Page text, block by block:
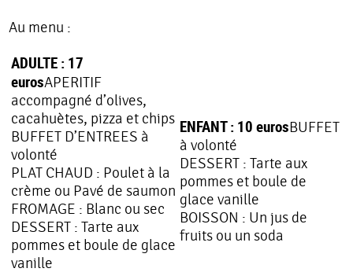
Au menu :
ADULTE : 17
eurosAPERITIF
accompagné d’olives,
cacahuètes, pizza et chips
BUFFET D’ENTREES à
volonté
PLAT CHAUD : Poulet à la
crème ou Pavé de saumon
FROMAGE : Blanc ou sec
DESSERT : Tarte aux
pommes et boule de glace
vanille
ENFANT : 10 eurosBUFFET
à volonté
DESSERT : Tarte aux
pommes et boule de
glace vanille
BOISSON : Un jus de
fruits ou un soda